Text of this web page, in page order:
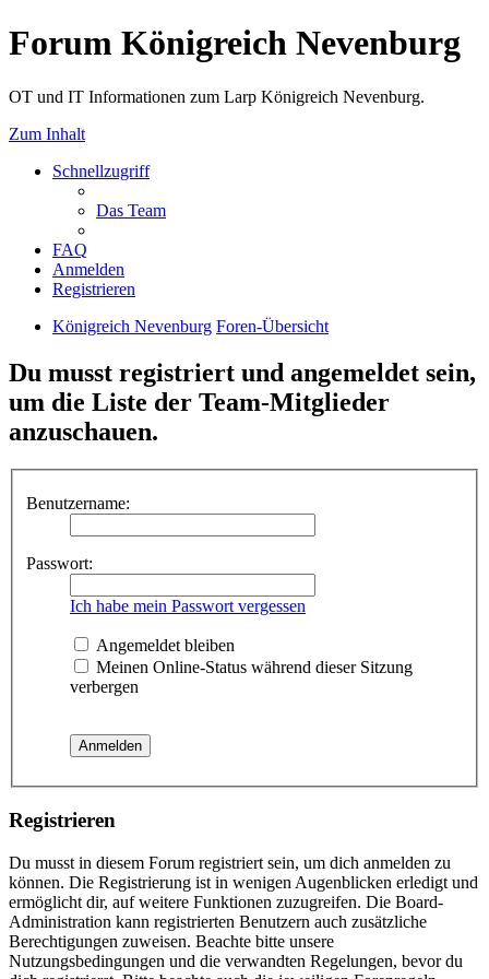
Forum Königreich Nevenburg
OT und IT Informationen zum Larp Königreich Nevenburg.
Zum Inhalt
Schnellzugriff
Das Team
FAQ
Anmelden
Registrieren
Königreich Nevenburg Foren-Übersicht
Du musst registriert und angemeldet sein,
um die Liste der Team-Mitglieder
anzuschauen.
Benutzername:
Passwort:
Ich habe mein Passwort vergessen
Angemeldet bleiben
Meinen Online-Status während dieser Sitzung
verbergen
Registrieren
Du musst in diesem Forum registriert sein, um dich anmelden zu
können. Die Registrierung ist in wenigen Augenblicken erledigt und
ermöglicht dir, auf weitere Funktionen zuzugreifen. Die Board-
Administration kann registrierten Benutzern auch zusätzliche
Berechtigungen zuweisen. Beachte bitte unsere
Nutzungsbedingungen und die verwandten Regelungen, bevor du